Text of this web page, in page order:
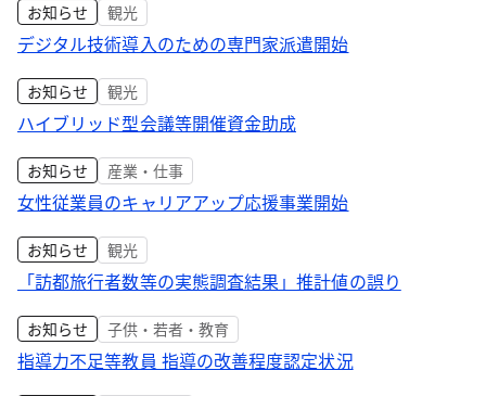
お知らせ 観光
デジタル技術導入のための専門家派遣開始
お知らせ 観光
ハイブリッド型会議等開催資金助成
お知らせ 産業・仕事
女性従業員のキャリアアップ応援事業開始
お知らせ 観光
「訪都旅行者数等の実態調査結果」推計値の誤り
お知らせ 子供・若者・教育
指導力不足等教員 指導の改善程度認定状況